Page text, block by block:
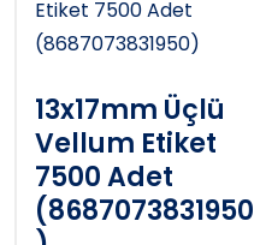
13x17mm Üçlü
Vellum Etiket
7500 Adet
(8687073831950